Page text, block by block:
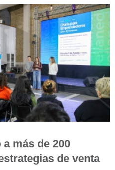
más de 200
de venta